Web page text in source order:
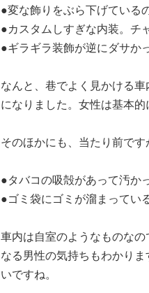
●変な飾りをぶら下げている
●カスタムしすぎな内装。チ
●ギラギラ装飾が逆にダサか
なんと、巷でよく見かける
になりました。女性は基本的
そのほかにも、当たり前です
●タバコの吸殻があって汚か
●ゴミ袋にゴミが溜まってい
車内は自室のようなものな
なる男性の気持ちもわかり
いですね。